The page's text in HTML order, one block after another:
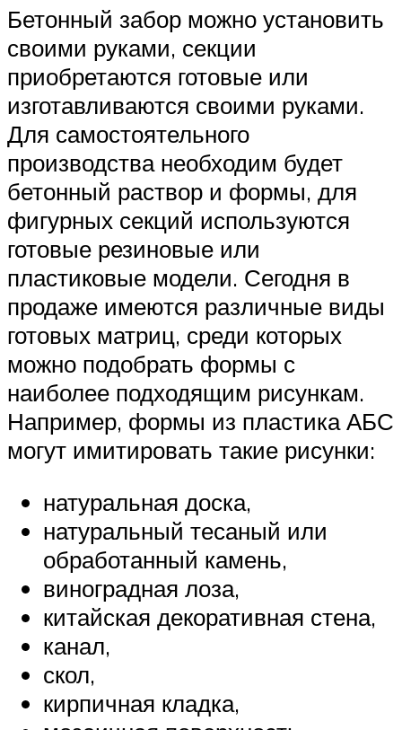
Бетонный забор можно установить
своими руками, секции
приобретаются готовые или
изготавливаются своими руками.
Для самостоятельного
производства необходим будет
бетонный раствор и формы, для
фигурных секций используются
готовые резиновые или
пластиковые модели. Сегодня в
продаже имеются различные виды
готовых матриц, среди которых
можно подобрать формы с
наиболее подходящим рисункам.
Например, формы из пластика АБС
могут имитировать такие рисунки:
натуральная доска,
натуральный тесаный или
обработанный камень,
виноградная лоза,
китайская декоративная стена,
канал,
скол,
кирпичная кладка,